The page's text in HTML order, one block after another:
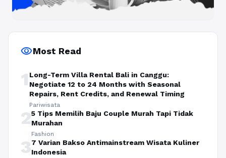
visibilityMost Read
1 Long-Term Villa Rental Bali in Canggu:
Negotiate 12 to 24 Months with Seasonal
Repairs, Rent Credits, and Renewal Timing
Pariwisata
25 Tips Memilih Baju Couple Murah Tapi Tidak
Murahan
Fashion
37 Varian Bakso Antimainstream Wisata Kuliner
Indonesia